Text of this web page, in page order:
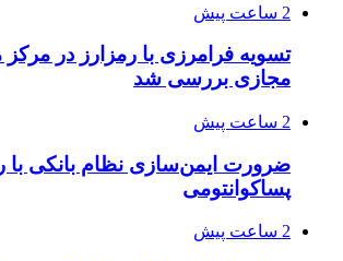
2 ساعت پیش
تسویه فرامرزی با رمزارز در
مجازی بررسی شد
2 ساعت پیش
ضرورت ایمن‌سازی نظام بانکی با
پساکوانتومی
2 ساعت پیش